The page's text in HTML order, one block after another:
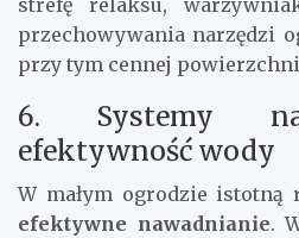
strefę relaksu,
przechowywania narzędzi
przy tym cennej
6. Systemy
efektywność wody
W małym ogrodzie
efektywne nawadnianie.